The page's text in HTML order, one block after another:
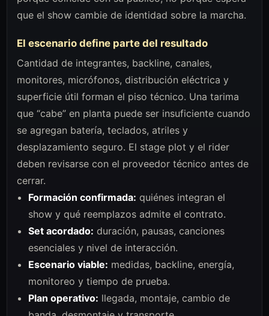
que el show cambie de identidad sobre la marcha.
El escenario define parte del resultado
Cantidad de integrantes, backline, canales,
monitores, micrófonos, distribución eléctrica y
superficie útil forman el piso técnico. Una tarima
que “cabe” en planta puede ser insuficiente cuando
se agregan batería, teclados, atriles y
desplazamiento seguro. El stage plot y el rider
deben revisarse con el proveedor técnico antes de
cerrar.
Formación confirmada: quiénes integran el
show y qué reemplazos admite el contrato.
Set acordado: duración, pausas, canciones
esenciales y nivel de interacción.
Escenario viable: medidas, backline, energía,
monitoreo y tiempo de prueba.
Plan operativo: llegada, montaje, cambio de